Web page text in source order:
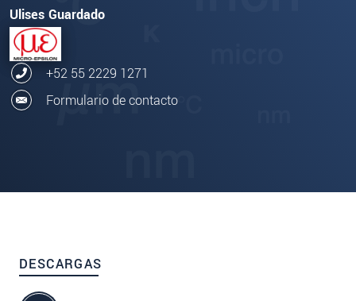
Ulises Guardado
+52 55 2229 1271
Formulario de contacto
DESCARGAS